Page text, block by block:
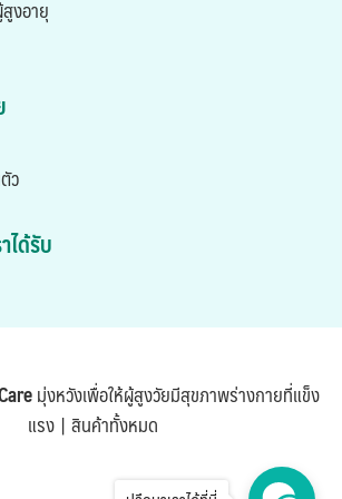
งอายุ
ว
ได้รับ
มุ่งหวังเพื่อให้ผู้สูงวัยมีสุขภาพร่างกายที่แข็ง
แรง | สินค้าทั้งหมด